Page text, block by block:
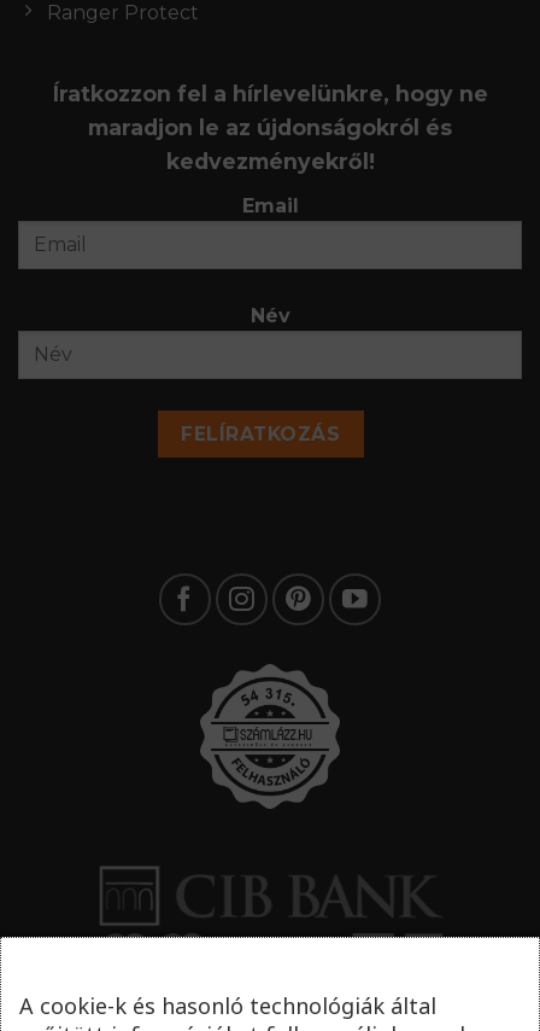
Ranger Protect
Íratkozzon fel a hírlevelünkre, hogy ne
maradjon le az újdonságokról és
kedvezményekről!
Email
Név
FELÍRATKOZÁS
A cookie-k és hasonló technológiák által